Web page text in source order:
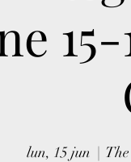
lun, 15 jun